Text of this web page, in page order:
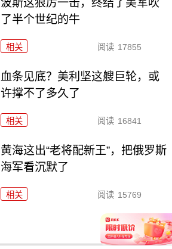
波斯这狠厉一击，终结了美军吹
了半个世纪的牛
相关 阅读 17855
血条见底？美利坚这艘巨轮，或
许撑不了多久了
相关 阅读 16841
黄海这出“老将配新王”，把俄罗斯
海军看沉默了
相关 阅读 15769